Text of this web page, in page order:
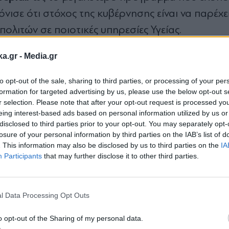
- Media.gr
opt-out of the sale, sharing to third parties, or processing of your
for targeted advertising by us, please use the below opt-out
selection. Please note that after your opt-out request is processed
interest-based ads based on personal information utilized by us
to third parties prior to your opt-out. You may separately
of your personal information by third parties on the IAB’s list of
This information may also be disclosed by us to third parties on the
Participants that may further disclose it to other third parties.
Data Processing Opt Outs
opt-out of the Sharing of my personal data.
ότι στόχος της κυβέρνησης είναι να
σε ποιοτικές υπηρεσίες Υγείας.
συμμετείχε σε πάνελ υψηλού επιπέδου για την
υπουργούς Υγείας της Σλοβενίας, της
Υγείας της Δανίας. Στην παρέμβασή του,
κορυφαία προτεραιότητα για την
ποιοτικού συστήματος υπηρεσιών με
τομέα, ενώ δεσμεύτηκε ότι η Ελλάδα θα
του συστήματος Υγείας.
newsletter